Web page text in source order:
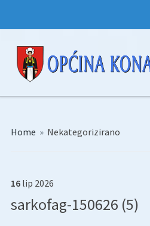
Home » Nekategorizirano
16 lip 2026
sarkofag-150626 (5)